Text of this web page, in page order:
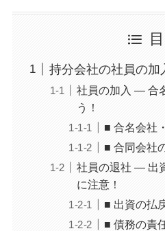
持分会社の社員の加
社員の加入 ― 合
う！
■ 合名会社
■ 合同会社
社員の退社 ― 出
に注意！
■ 出資の払
■ 債務の責